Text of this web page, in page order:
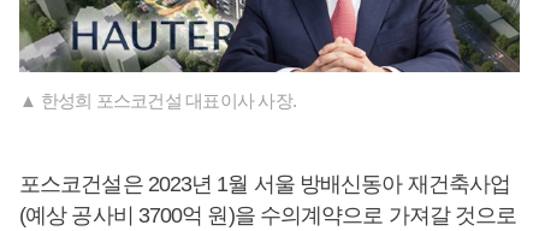
▲ 한성희 포스코건설 대표이사 사장.
포스코건설은 2023년 1월 서울 방배신동아 재건축사업
(예상 공사비 3700억 원)을 수의계약으로 가져갈 것으로